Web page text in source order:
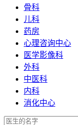
骨科
儿科
药房
心理咨询中心
医学影像科
外科
中医科
内科
消化中心